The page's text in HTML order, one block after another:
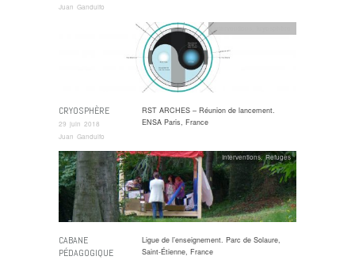
Juan Gandulfo
CRYOSPHÈRE
29 juin 2018
Juan Gandulfo
RST ARCHES – Réunion de lancement.
ENSA Paris, France
CABANE
PÉDAGOGIQUE
Interventions,Refuges
Ligue de l’enseignement. Parc de Solaure,
Saint-Étienne, France